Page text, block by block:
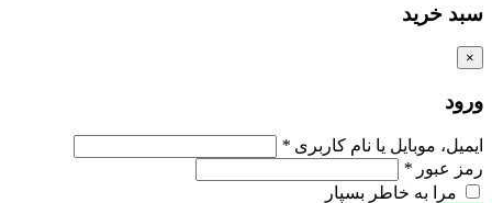
سبد خرید
×
ورود
ایمیل، موبایل یا نام کاربری *
رمز عبور *
مرا به خاطر بسپار